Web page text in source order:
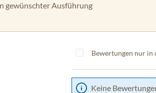
gewünschter Ausführung
Bewertungen nur in
Keine